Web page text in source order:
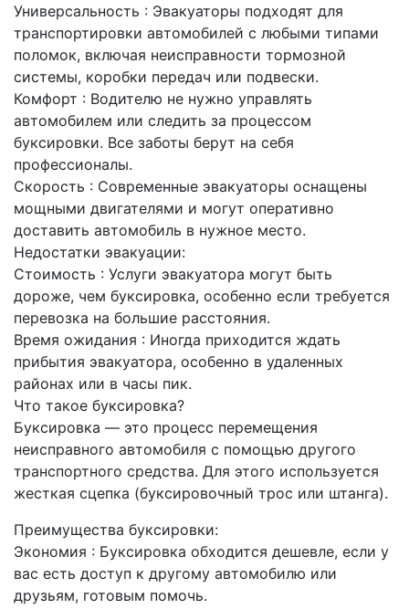
Универсальность : Эвакуаторы подходят для
транспортировки автомобилей с любыми типами
поломок, включая неисправности тормозной
системы, коробки передач или подвески.
Комфорт : Водителю не нужно управлять
автомобилем или следить за процессом
буксировки. Все заботы берут на себя
профессионалы.
Скорость : Современные эвакуаторы оснащены
мощными двигателями и могут оперативно
доставить автомобиль в нужное место.
Недостатки эвакуации:
Стоимость : Услуги эвакуатора могут быть
дороже, чем буксировка, особенно если требуется
перевозка на большие расстояния.
Время ожидания : Иногда приходится ждать
прибытия эвакуатора, особенно в удаленных
районах или в часы пик.
Что такое буксировка?
Буксировка — это процесс перемещения
неисправного автомобиля с помощью другого
транспортного средства. Для этого используется
жесткая сцепка (буксировочный трос или штанга).
Преимущества буксировки:
Экономия : Буксировка обходится дешевле, если у
вас есть доступ к другому автомобилю или
друзьям, готовым помочь.